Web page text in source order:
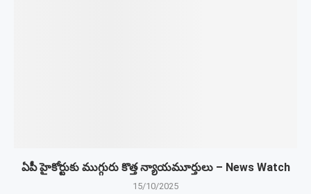
ఏపీ హైకోర్టుకు ముగ్గురు కొత్త న్యాయమూర్తులు – News Watch
15/10/2025